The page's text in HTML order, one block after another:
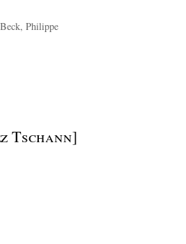
Beck, Philippe
Tschann]